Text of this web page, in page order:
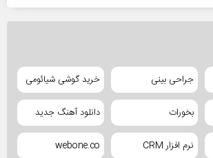
جراحی بینی خرید گوشی شیائومی
بخورات دانلود آهنگ جدید
نرم افزار CRM webone.co